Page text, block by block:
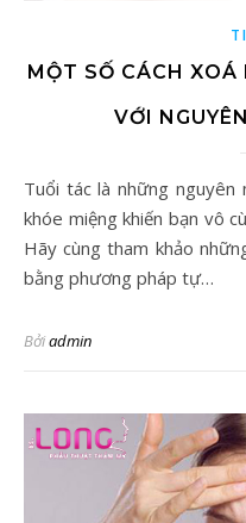
MỘT SỐ CÁCH XOÁ
VỚI
Tuổi tác là những nguyên nhân làm xuất hiện nếp nhăn nơi
khóe miệng khiến bạn vô
Hãy cùng tham khảo
bằng phương pháp tự…
Bởiadmin